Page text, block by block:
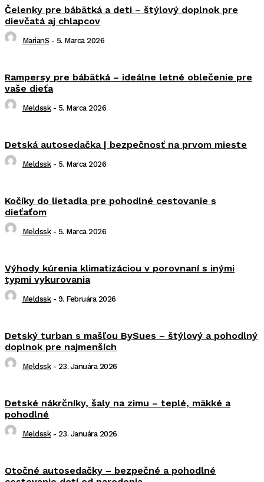
Čelenky pre bábätká a deti – štýlový doplnok pre
dievčatá aj chlapcov
MarianS - 5. Marca 2026
Rampersy pre bábätká – ideálne letné oblečenie pre
vaše dieťa
Meldssk - 5. Marca 2026
Detská autosedačka | bezpečnosť na prvom mieste
Meldssk - 5. Marca 2026
Kočíky do lietadla pre pohodlné cestovanie s
dieťaťom
Meldssk - 5. Marca 2026
Výhody kúrenia klimatizáciou v porovnaní s inými
typmi vykurovania
Meldssk - 9. Februára 2026
Detský turban s mašľou BySues – štýlový a pohodlný
doplnok pre najmenších
Meldssk - 23. Januára 2026
Detské nákrčníky, šaly na zimu – teplé, mäkké a
pohodlné
Meldssk - 23. Januára 2026
Otočné autosedačky – bezpečné a pohodlné